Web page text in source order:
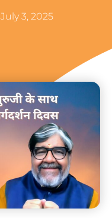
July 3, 2025